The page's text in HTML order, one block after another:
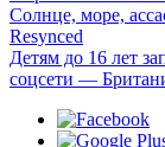
Солнце, море,
Resynced
Детям до 16 лет
соцсети —